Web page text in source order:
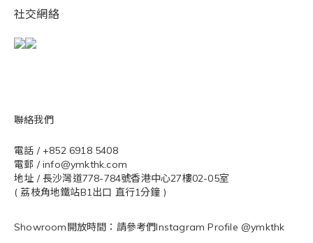
社交網絡
聯絡我們
電話 / +852 6918 5408
電郵 / info@ymkthk.com
地址 / 長沙灣道778-784號香港中心27樓02-05室
( 荔枝角地鐵站B1出口 直行1分鐘 )
Showroom開放時間：請參考們Instagram Profile @ymkthk